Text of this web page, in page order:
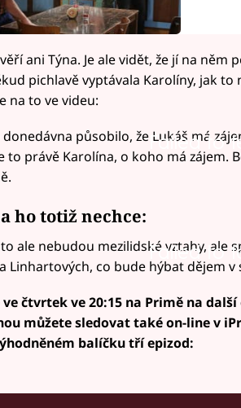
ani Týna. Je ale vidět, že jí na něm
pichlavě vyptávala Karolíny, jak to
na to ve videu:
Failed to
donedávna působilo, že Lukáš má
to právě Karolína, o koho má zájem.
ho totiž nechce:
Failed to
ale nebudou mezilidské vztahy, ale
Linhartových, co bude hýbat dějem v
ve čtvrtek ve 20:15 na Primě na
můžete sledovat také on-line v
balíčku tří epizod: